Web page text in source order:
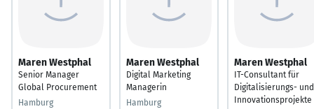
Maren Westphal
Senior Manager
Global Procurement
Hamburg
Maren Westphal
Digital Marketing
Managerin
Hamburg
Maren Westphal
IT-Consultant für
Digitalisierungs- und
Innovationsprojekte